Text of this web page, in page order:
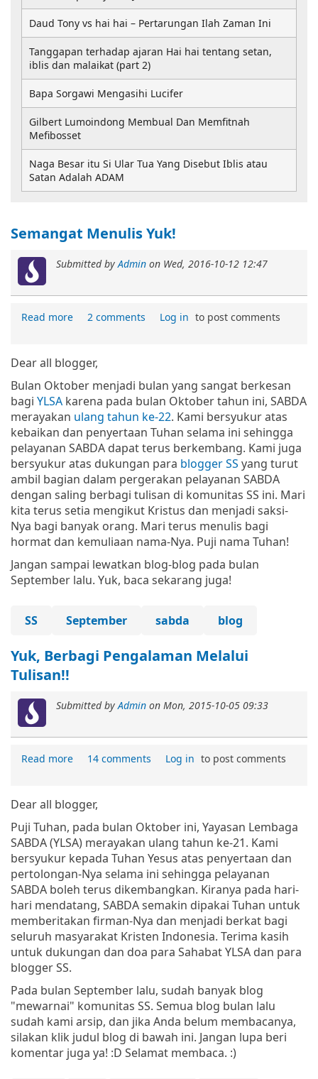
Semangat Menulis Yuk!
Submitted by Admin on Wed, 2016-10-12 12:47
Read more 2 comments Log in to post comments
Dear all blogger,
Bulan Oktober menjadi bulan yang sangat berkesan
bagi YLSA karena pada bulan Oktober tahun ini, SABDA
merayakan ulang tahun ke-22. Kami bersyukur atas
kebaikan dan penyertaan Tuhan selama ini sehingga
pelayanan SABDA dapat terus berkembang. Kami juga
bersyukur atas dukungan para blogger SS yang turut
ambil bagian dalam pergerakan pelayanan SABDA
dengan saling berbagi tulisan di komunitas SS ini. Mari
kita terus setia mengikut Kristus dan menjadi saksi-
Nya bagi banyak orang. Mari terus menulis bagi
hormat dan kemuliaan nama-Nya. Puji nama Tuhan!
Jangan sampai lewatkan blog-blog pada bulan
September lalu. Yuk, baca sekarang juga!
SS September sabda blog
Yuk, Berbagi Pengalaman Melalui
Tulisan!!
Submitted by Admin on Mon, 2015-10-05 09:33
Read more 14 comments Log in to post comments
Dear all blogger,
Puji Tuhan, pada bulan Oktober ini, Yayasan Lembaga
SABDA (YLSA) merayakan ulang tahun ke-21. Kami
bersyukur kepada Tuhan Yesus atas penyertaan dan
pertolongan-Nya selama ini sehingga pelayanan
SABDA boleh terus dikembangkan. Kiranya pada hari-
hari mendatang, SABDA semakin dipakai Tuhan untuk
memberitakan firman-Nya dan menjadi berkat bagi
seluruh masyarakat Kristen Indonesia. Terima kasih
untuk dukungan dan doa para Sahabat YLSA dan para
blogger SS.
Pada bulan September lalu, sudah banyak blog
"mewarnai" komunitas SS. Semua blog bulan lalu
sudah kami arsip, dan jika Anda belum membacanya,
silakan klik judul blog di bawah ini. Jangan lupa beri
komentar juga ya! :D Selamat membaca. :)
Daud Tony vs hai hai – Pertarungan Ilah Zaman Ini
Tanggapan terhadap ajaran Hai hai tentang setan,
iblis dan malaikat (part 2)
Bapa Sorgawi Mengasihi Lucifer
Gilbert Lumoindong Membual Dan Memfitnah
Mefibosset
Naga Besar itu Si Ular Tua Yang Disebut Iblis atau
Satan Adalah ADAM